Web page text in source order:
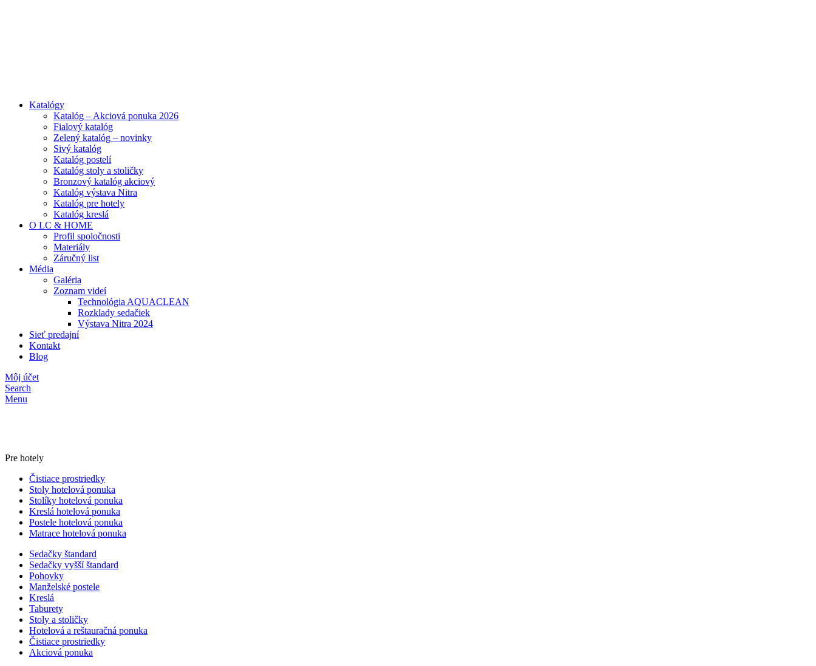
Katalógy
Katalóg – Akciová ponuka 2026
Fialový katalóg
Zelený katalóg – novinky
Sivý katalóg
Katalóg postelí
Katalóg stoly a stoličky
Bronzový katalóg akciový
Katalóg výstava Nitra
Katalóg pre hotely
Katalóg kreslá
O LC & HOME
Profil spoločnosti
Materiály
Záručný list
Média
Galéria
Zoznam videí
Technológia AQUACLEAN
Rozklady sedačiek
Výstava Nitra 2024
Sieť predajní
Kontakt
Blog
Môj účet
Search
Menu
Pre hotely
Čistiace prostriedky
Stoly hotelová ponuka
Stolíky hotelová ponuka
Kreslá hotelová ponuka
Postele hotelová ponuka
Matrace hotelová ponuka
Sedačky štandard
Sedačky vyšší štandard
Pohovky
Manželské postele
Kreslá
Taburety
Stoly a stoličky
Hotelová a reštauračná ponuka
Čistiace prostriedky
Akciová ponuka